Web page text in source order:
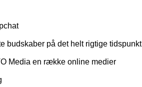
budskaber på det helt rigtige tidspunkt
Media en række online medier